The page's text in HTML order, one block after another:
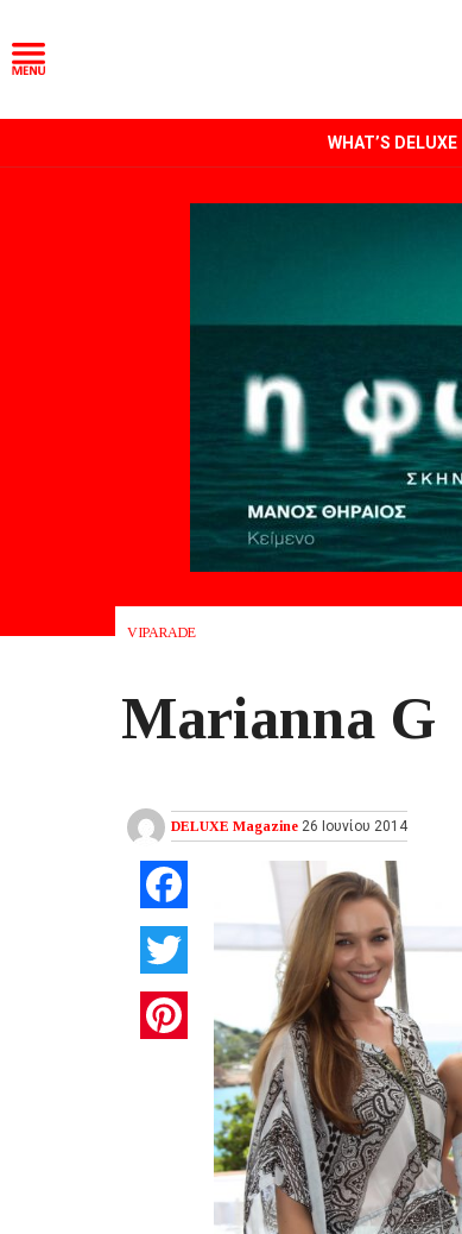
WHAT’S DELUXE
VIPARADE
Marianna G
DELUXE Magazine 26 Ιουνίου 2014
Twitter
Pinterest